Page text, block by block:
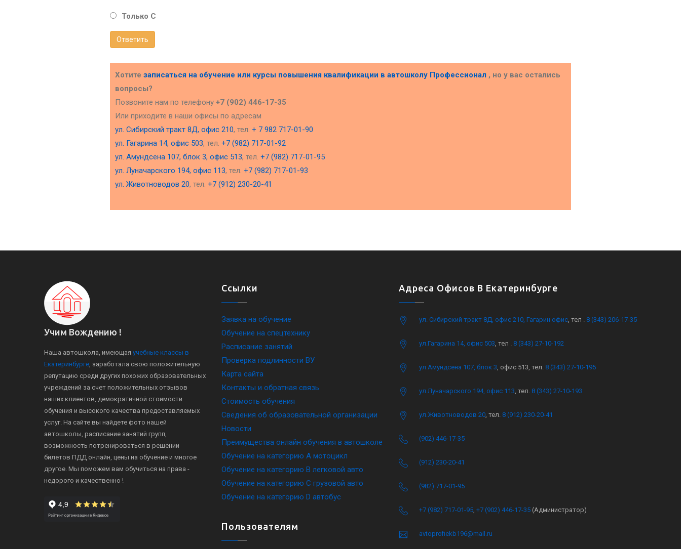
Только С
Ответить
Хотите записаться на обучение или курсы повышения квалификации в автошколу Профессионал , но у вас остались
вопросы?
Позвоните нам по телефону +7 (902) 446-17-35
Или приходите в наши офисы по адресам
ул. Сибирский тракт 8Д, офис 210, тел. + 7 982 717-01-90
ул. Гагарина 14, офис 503, тел. +7 (982) 717-01-92
ул. Амундсена 107, блок 3, офис 513, тел. +7 (982) 717-01-95
ул. Луначарского 194, офис 113, тел. +7 (982) 717-01-93
ул. Животноводов 20, тел. +7 (912) 230-20-41
Учим Вождению !
Наша автошкола, имеющая учебные классы в
Екатеринбурге , заработала свою положительную
репутацию среди других похожих образовательных
учреждений за счет положительных отзывов
наших клиентов, демократичной стоимости
обучения и высокого качества предоставляемых
услуг. На сайте вы найдете фото нашей
автошколы, расписание занятий групп,
возможность потренироваться в решении
билетов ПДД онлайн, цены на обучение и многое
другое. Мы поможем вам обучиться на права -
недорого и качественно !
Ссылки
Заявка на обучение
Обучение на спецтехнику
Расписание занятий
Проверка подлинности ВУ
Карта сайта
Контакты и обратная связь
Стоимость обучения
Сведения об образовательной организации
Новости
Преимущества онлайн обучения в автошколе
Обучение на категорию A мотоцикл
Обучение на категорию B легковой авто
Обучение на категорию C грузовой авто
Обучение на категорию D автобус
Пользователям
Адреса Офисов В Екатеринбурге
ул. Сибирский тракт 8Д, офис 210, Гагарин офис , тел . 8 (343) 206-17-35
ул.Гагарина 14, офис 503 , тел . 8 (343) 27-10-192
ул.Амундсена 107, блок 3 , офис 513, тел. 8 (343) 27-10-195
ул.Луначарского 194, офис 113 , тел. 8 (343) 27-10-193
ул.Животноводов 20 , тел. 8 (912) 230-20-41
(902) 446-17-35
(912) 230-20-41
(982) 717-01-95
+7 (982) 717-01-95 +7 (902) 446-17-35 (Администратор)
avtoprofiekb196@mail.ru